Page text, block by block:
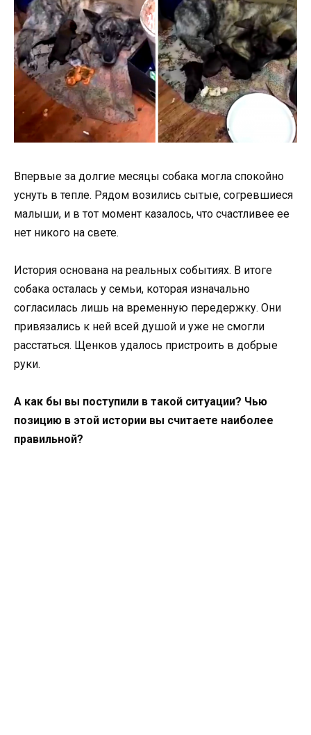
Впервые за долгие месяцы собака могла спокойно
уснуть в тепле. Рядом возились сытые, согревшиеся
малыши, и в тот момент казалось, что счастливее ее
нет никого на свете.
История основана на реальных событиях. В итоге
собака осталась у семьи, которая изначально
согласилась лишь на временную передержку. Они
привязались к ней всей душой и уже не смогли
расстаться. Щенков удалось пристроить в добрые
руки.
А как бы вы поступили в такой ситуации? Чью
позицию в этой истории вы считаете наиболее
правильной?